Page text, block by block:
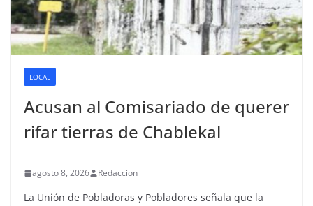
LOCAL
Acusan al Comisariado de querer
rifar tierras de Chablekal
agosto 8, 2026 Redaccion
La Unión de Pobladoras y Pobladores señala que la